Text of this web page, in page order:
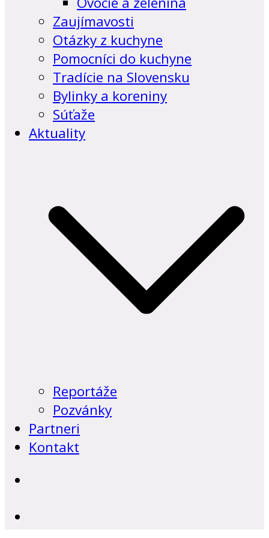
Zaujímavosti
Otázky z kuchyne
Pomocníci do kuchyne
Tradície na Slovensku
Bylinky a koreniny
Súťaže
Aktuality
Reportáže
Pozvánky
Partneri
Kontakt